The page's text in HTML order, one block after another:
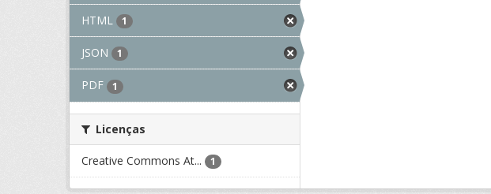
HTML 1
JSON 1
PDF 1
Licenças
Creative Commons At... 1